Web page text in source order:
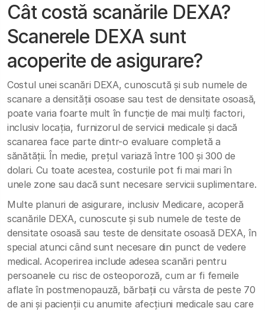
Cât costă scanările DEXA?
Scanerele DEXA sunt
acoperite de asigurare?
Costul unei scanări DEXA, cunoscută și sub numele de
scanare a densității osoase sau test de densitate osoasă,
poate varia foarte mult în funcție de mai mulți factori,
inclusiv locația, furnizorul de servicii medicale și dacă
scanarea face parte dintr-o evaluare completă a
sănătății. În medie, prețul variază între 100 și 300 de
dolari. Cu toate acestea, costurile pot fi mai mari în
unele zone sau dacă sunt necesare servicii suplimentare.
Multe planuri de asigurare, inclusiv Medicare, acoperă
scanările DEXA, cunoscute și sub numele de teste de
densitate osoasă sau teste de densitate osoasă DEXA, în
special atunci când sunt necesare din punct de vedere
medical. Acoperirea include adesea scanări pentru
persoanele cu risc de osteoporoză, cum ar fi femeile
aflate în postmenopauză, bărbații cu vârsta de peste 70
de ani și pacienții cu anumite afecțiuni medicale sau care